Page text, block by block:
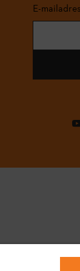
E-mailadres
STIHL